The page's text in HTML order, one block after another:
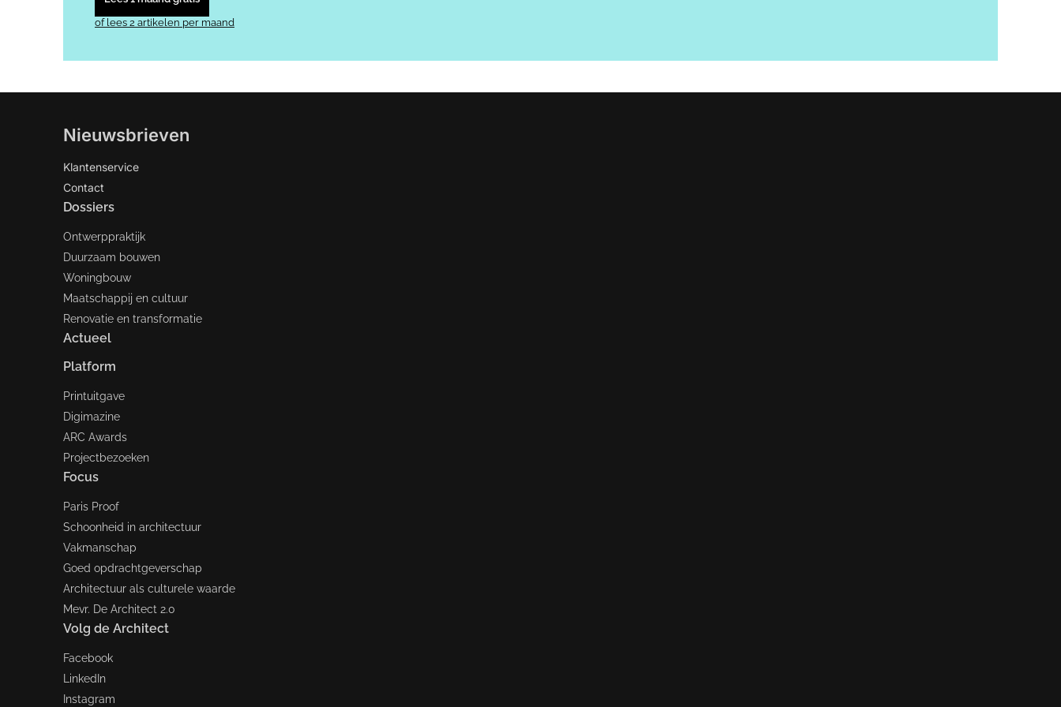
of lees 2 artikelen per maand
Nieuwsbrieven
Klantenservice
Contact
Dossiers
Ontwerppraktijk
Duurzaam bouwen
Woningbouw
Maatschappij en cultuur
Renovatie en transformatie
Actueel
Platform
Printuitgave
Digimazine
ARC Awards
Projectbezoeken
Focus
Paris Proof
Schoonheid in architectuur
Vakmanschap
Goed opdrachtgeverschap
Architectuur als culturele waarde
Mevr. De Architect 2.0
Volg de Architect
Facebook
LinkedIn
Instagram